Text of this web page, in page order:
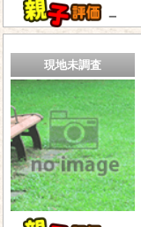
－
現地未調査